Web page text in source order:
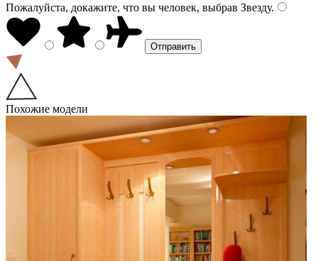
Пожалуйста, докажите, что вы человек, выбрав Звезду.
Похожие модели